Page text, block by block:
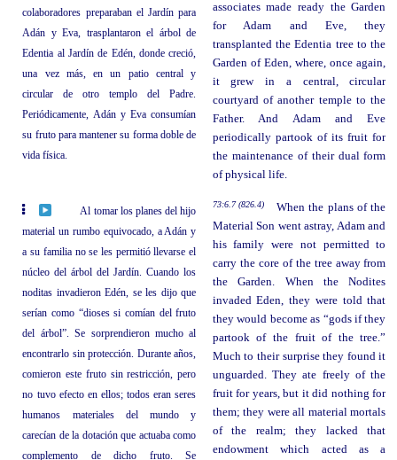
colaboradores preparaban el Jardín para
Adán y Eva, trasplantaron el árbol de
Edentia al Jardín de Edén, donde creció,
una vez más, en un patio central y
circular de otro templo del Padre.
Periódicamente, Adán y Eva consumían
su fruto para mantener su forma doble de
vida física.
associates made ready the Garden
for Adam and Eve, they
transplanted the Edentia tree to the
Garden of Eden, where, once again,
it grew in a central, circular
courtyard of another temple to the
Father. And Adam and Eve
periodically partook of its fruit for
the maintenance of their dual form
of physical life.
Al tomar los planes del hijo
material un rumbo equivocado, a Adán y
a su familia no se les permitió llevarse el
núcleo del árbol del Jardín. Cuando los
noditas invadieron Edén, se les dijo que
serían como “dioses si comían del fruto
del árbol”. Se sorprendieron mucho al
encontrarlo sin protección. Durante años,
comieron este fruto sin restricción, pero
no tuvo efecto en ellos; todos eran seres
humanos materiales del mundo y
carecían de la dotación que actuaba como
complemento de dicho fruto. Se
73:6.7 (826.4)
When the plans of the
Material Son went astray, Adam and
his family were not permitted to
carry the core of the tree away from
the Garden. When the Nodites
invaded Eden, they were told that
they would become as “gods if they
partook of the fruit of the tree.”
Much to their surprise they found it
unguarded. They ate freely of the
fruit for years, but it did nothing for
them; they were all material mortals
of the realm; they lacked that
endowment which acted as a